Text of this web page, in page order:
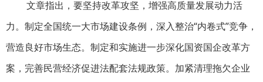
文章指出，要坚持改革攻坚，增强高质量发展动力活
力。制定全国统一大市场建设条例，深入整治“内卷式”竞争，
营造良好市场生态。制定和实施进一步深化国资国企改革方
案，完善民营经济促进法配套法规政策。加紧清理拖欠企业